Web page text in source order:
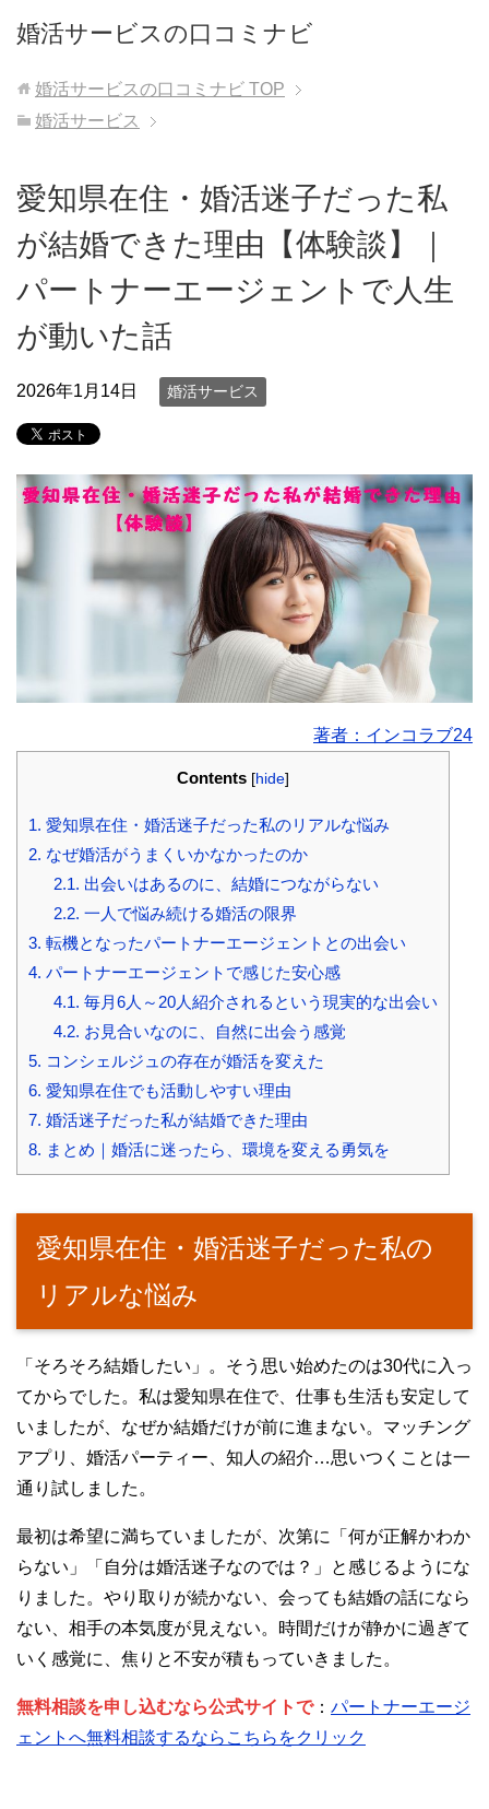
婚活サービスの口コミナビ
婚活サービスの口コミナビ TOP
婚活サービス
愛知県在住・婚活迷子だった私
が結婚できた理由【体験談】｜
パートナーエージェントで人生
が動いた話
2026年1月14日 婚活サービス
著者：インコラブ24
Contents [hide]
1. 愛知県在住・婚活迷子だった私のリアルな悩み
2. なぜ婚活がうまくいかなかったのか
2.1. 出会いはあるのに、結婚につながらない
2.2. 一人で悩み続ける婚活の限界
3. 転機となったパートナーエージェントとの出会い
4. パートナーエージェントで感じた安心感
4.1. 毎月6人～20人紹介されるという現実的な出会い
4.2. お見合いなのに、自然に出会う感覚
5. コンシェルジュの存在が婚活を変えた
6. 愛知県在住でも活動しやすい理由
7. 婚活迷子だった私が結婚できた理由
8. まとめ｜婚活に迷ったら、環境を変える勇気を
愛知県在住・婚活迷子だった私の
リアルな悩み
「そろそろ結婚したい」。そう思い始めたのは30代に入っ
てからでした。私は愛知県在住で、仕事も生活も安定して
いましたが、なぜか結婚だけが前に進まない。マッチング
アプリ、婚活パーティー、知人の紹介…思いつくことは一
通り試しました。
最初は希望に満ちていましたが、次第に「何が正解かわか
らない」「自分は婚活迷子なのでは？」と感じるようにな
りました。やり取りが続かない、会っても結婚の話になら
ない、相手の本気度が見えない。時間だけが静かに過ぎて
いく感覚に、焦りと不安が積もっていきました。
無料相談を申し込むなら公式サイトで： パートナーエージ
ェントへ無料相談するならこちらをクリック